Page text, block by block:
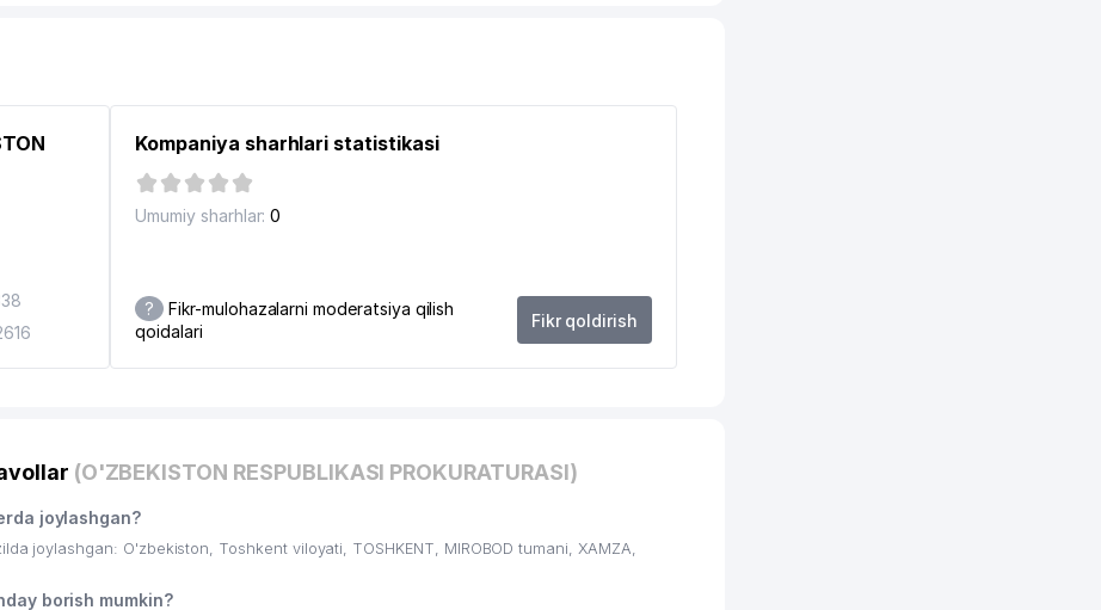
241 м
246 м
247 м
Kompaniya sharhlari statistikasi
Umumiy sharhlar: 0
?
Fikr-mulohazalarni moderatsiya qilish
qoidalari
Fikr qoldirish
(O'ZBEKISTON RESPUBLIKASI PROKURATURASI)
joylashgan?
joylashgan: O'zbekiston, Toshkent viloyati, TOSHKENT, MIROBOD tumani, XAMZA,
borish mumkin?